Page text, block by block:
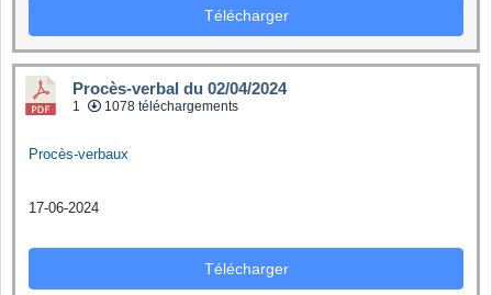
Télécharger
Procès-verbal du 02/04/2024
1 1078 téléchargements
Procès-verbaux
17-06-2024
Télécharger